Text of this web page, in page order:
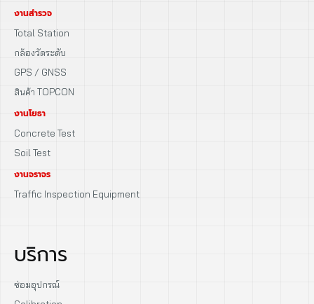
งานสำรวจ
Total Station
กล้องวัดระดับ
GPS / GNSS
สินค้า TOPCON
งานโยธา
Concrete Test
Soil Test
งานจราจร
Traffic Inspection Equipment
บริการ
ซ่อมอุปกรณ์